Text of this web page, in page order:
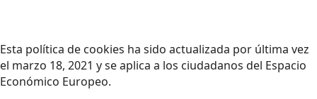
Esta política de cookies ha sido actualizada por última vez
el marzo 18, 2021 y se aplica a los ciudadanos del Espacio
Económico Europeo.